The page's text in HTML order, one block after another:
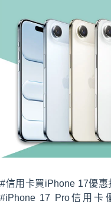
#信用卡買iPhone 17優
#iPhone 17 Pro信用